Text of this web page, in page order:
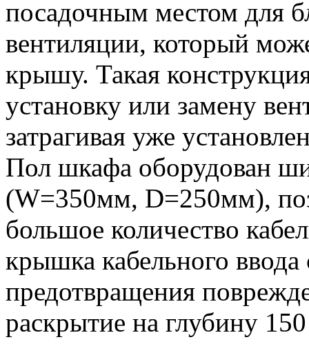
посадочным местом для
вентиляции, который
крышу. Такая
установку или замену
затрагивая уже
Пол шкафа оборудован
(W=350мм, D=250мм),
большое количество
крышка кабельного
предотвращения
раскрытие на глубину